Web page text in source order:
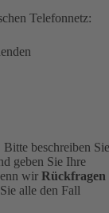
Telefonnetz:
beschreiben Sie
geben Sie Ihre
wir Rückfragen
alle den Fall